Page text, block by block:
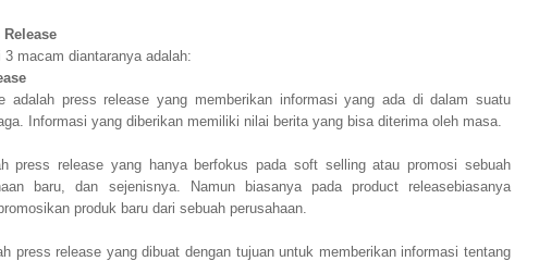
Release
macam diantaranya adalah:
adalah press release yang memberikan informasi yang ada di dalam suatu
Informasi yang diberikan memiliki nilai berita yang bisa diterima oleh masa.
press release yang hanya berfokus pada soft selling atau promosi sebuah
baru, dan sejenisnya. Namun biasanya pada product releasebiasanya
produk baru dari sebuah perusahaan.
press release yang dibuat dengan tujuan untuk memberikan informasi tentang